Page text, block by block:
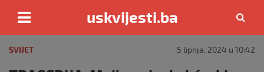
content
uskvijesti.ba
SVIJET 5 lipnja, 2024 u 10:42